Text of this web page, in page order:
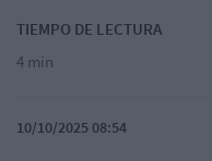
TIEMPO DE LECTURA
4 min
10/10/2025 08:54